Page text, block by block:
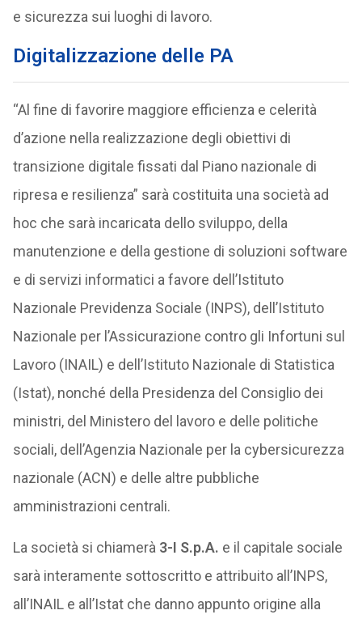
e sicurezza sui luoghi di lavoro.
Digitalizzazione delle PA
“Al fine di favorire maggiore efficienza e celerità
d’azione nella realizzazione degli obiettivi di
transizione digitale fissati dal Piano nazionale di
ripresa e resilienza” sarà costituita una società ad
hoc che sarà incaricata dello sviluppo, della
manutenzione e della gestione di soluzioni software
e di servizi informatici a favore dell’Istituto
Nazionale Previdenza Sociale (INPS), dell’Istituto
Nazionale per l’Assicurazione contro gli Infortuni sul
Lavoro (INAIL) e dell’Istituto Nazionale di Statistica
(Istat), nonché della Presidenza del Consiglio dei
ministri, del Ministero del lavoro e delle politiche
sociali, dell’Agenzia Nazionale per la cybersicurezza
nazionale (ACN) e delle altre pubbliche
amministrazioni centrali.
La società si chiamerà 3-I S.p.A. e il capitale sociale
sarà interamente sottoscritto e attribuito all’INPS,
all’INAIL e all’Istat che danno appunto origine alla